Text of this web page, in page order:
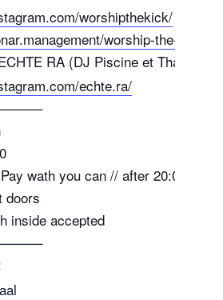
worshipthekick/
worship-the-kick
RA (DJ Piscine et Thangi)
echte.ra/
wath you can // after 20:00 : 10€
doors
inside accepted